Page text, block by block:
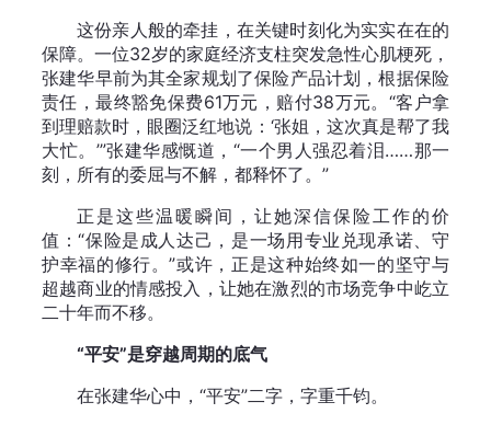
这份亲人般的牵挂，在关键时刻化为实实在在的
保障。一位32岁的家庭经济支柱突发急性心肌梗死，
张建华早前为其全家规划了保险产品计划，根据保险
责任，最终豁免保费61万元，赔付38万元。“客户拿
到理赔款时，眼圈泛红地说：‘张姐，这次真是帮了我
大忙。’”张建华感慨道，“一个男人强忍着泪……那一
刻，所有的委屈与不解，都释怀了。”
正是这些温暖瞬间，让她深信保险工作的价
值：“保险是成人达己，是一场用专业兑现承诺、守
护幸福的修行。”或许，正是这种始终如一的坚守与
超越商业的情感投入，让她在激烈的市场竞争中屹立
二十年而不移。
“平安”是穿越周期的底气
在张建华心中，“平安”二字，字重千钧。